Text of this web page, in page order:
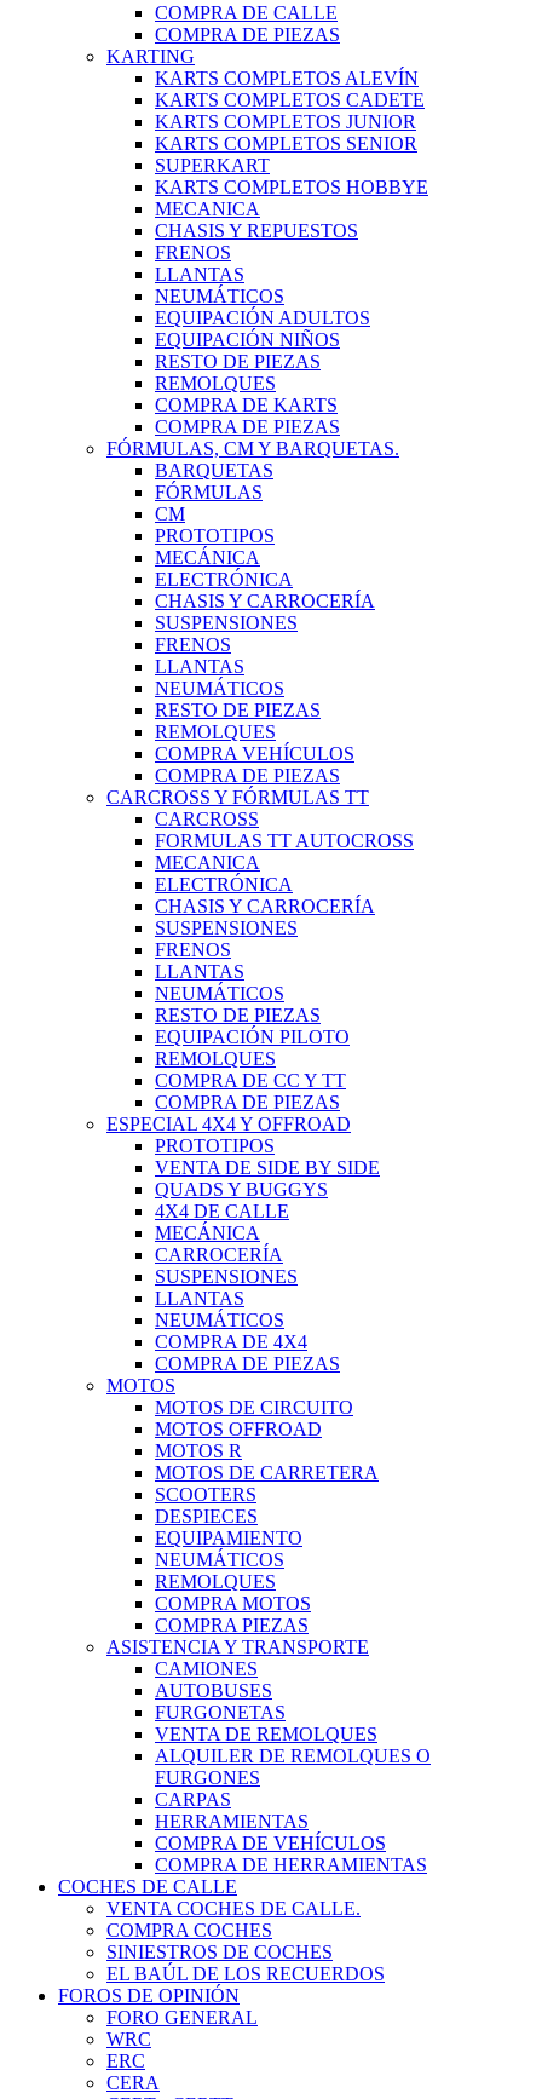
COMPRA DE CALLE
COMPRA DE PIEZAS
KARTING
KARTS COMPLETOS ALEVÍN
KARTS COMPLETOS CADETE
KARTS COMPLETOS JUNIOR
KARTS COMPLETOS SENIOR
SUPERKART
KARTS COMPLETOS HOBBYE
MECANICA
CHASIS Y REPUESTOS
FRENOS
LLANTAS
NEUMÁTICOS
EQUIPACIÓN ADULTOS
EQUIPACIÓN NIÑOS
RESTO DE PIEZAS
REMOLQUES
COMPRA DE KARTS
COMPRA DE PIEZAS
FÓRMULAS, CM Y BARQUETAS.
BARQUETAS
FÓRMULAS
CM
PROTOTIPOS
MECÁNICA
ELECTRÓNICA
CHASIS Y CARROCERÍA
SUSPENSIONES
FRENOS
LLANTAS
NEUMÁTICOS
RESTO DE PIEZAS
REMOLQUES
COMPRA VEHÍCULOS
COMPRA DE PIEZAS
CARCROSS Y FÓRMULAS TT
CARCROSS
FORMULAS TT AUTOCROSS
MECANICA
ELECTRÓNICA
CHASIS Y CARROCERÍA
SUSPENSIONES
FRENOS
LLANTAS
NEUMÁTICOS
RESTO DE PIEZAS
EQUIPACIÓN PILOTO
REMOLQUES
COMPRA DE CC Y TT
COMPRA DE PIEZAS
ESPECIAL 4X4 Y OFFROAD
PROTOTIPOS
VENTA DE SIDE BY SIDE
QUADS Y BUGGYS
4X4 DE CALLE
MECÁNICA
CARROCERÍA
SUSPENSIONES
LLANTAS
NEUMÁTICOS
COMPRA DE 4X4
COMPRA DE PIEZAS
MOTOS
MOTOS DE CIRCUITO
MOTOS OFFROAD
MOTOS R
MOTOS DE CARRETERA
SCOOTERS
DESPIECES
EQUIPAMIENTO
NEUMÁTICOS
REMOLQUES
COMPRA MOTOS
COMPRA PIEZAS
ASISTENCIA Y TRANSPORTE
CAMIONES
AUTOBUSES
FURGONETAS
VENTA DE REMOLQUES
ALQUILER DE REMOLQUES O
FURGONES
CARPAS
HERRAMIENTAS
COMPRA DE VEHÍCULOS
COMPRA DE HERRAMIENTAS
COCHES DE CALLE
VENTA COCHES DE CALLE.
COMPRA COCHES
SINIESTROS DE COCHES
EL BAÚL DE LOS RECUERDOS
FOROS DE OPINIÓN
FORO GENERAL
WRC
ERC
CERA